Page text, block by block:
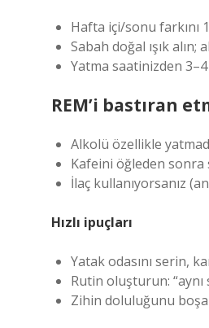
Hafta içi/sonu farkını
Sabah doğal ışık alın;
Yatma saatinizden
REM’i bastıran
Alkolü özellikle
Kafeini öğleden sonra
İlaç kullanıyorsanız
Hızlı ipuçları
Yatak odasını serin,
Rutin oluşturun: “aynı
Zihin doluluğunu